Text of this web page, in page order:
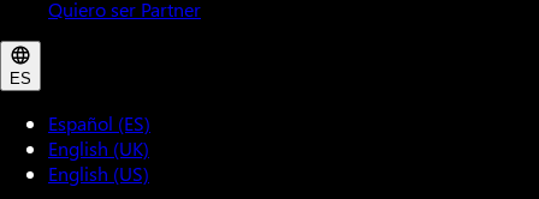
Quiero ser Partner
ES
Español (ES)
English (UK)
English (US)